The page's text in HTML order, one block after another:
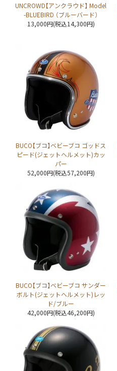
UNCROWD【アンクラウド】 Model
-BLUEBIRD （ブルーバード）
13,000円(税込14,300円)
BUCO【ブコ】ベビーブコ ゴッドス
ピード(ジェットヘルメット)カッ
パー
52,000円(税込57,200円)
BUCO【ブコ】ベビーブコ サンダー
ボルト(ジェットヘルメット)レッ
ド/ブルー
42,000円(税込46,200円)